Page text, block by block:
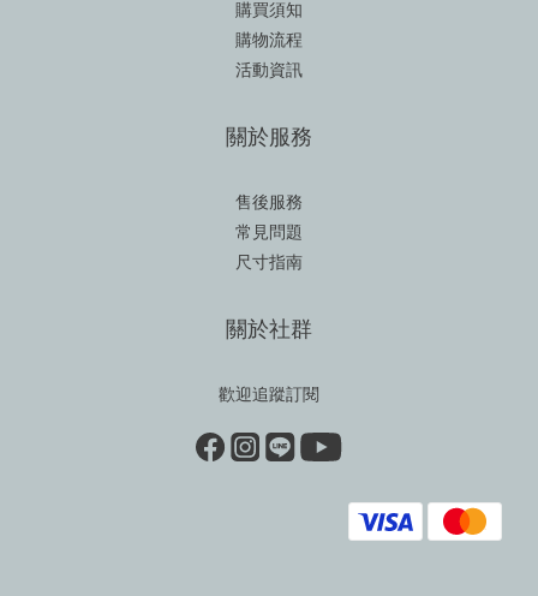
購買須知
購物流程
活動資訊
關於服務
售後服務
常見問題
尺寸指南
關於社群
歡迎追蹤訂閱